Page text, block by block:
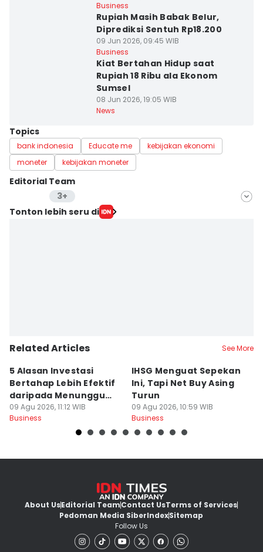
Business
Rupiah Masih Babak Belur,
Diprediksi Sentuh Rp18.200
09 Jun 2026, 09:45 WIB
Business
Kiat Bertahan Hidup saat
Rupiah 18 Ribu ala Ekonom
Sumsel
08 Jun 2026, 19:05 WIB
News
Topics
bank indonesia Educate me
kebijakan ekonomi
moneter
kebijakan moneter
Editorial Team
3+
Editor
Tonton lebih seru di
Related Articles See More
5 Alasan Investasi
Bertahap Lebih Efektif
daripada Menunggu
Momen Tepat
09 Agu 2026, 11:12 WIB
Business
IHSG Menguat Sepekan
Ini, Tapi Net Buy Asing
Turun
09 Agu 2026, 10:59 WIB
Business
About UsEditorial TeamContact UsTerms of Services
Pedoman Media SiberIndexSitemap
Follow Us